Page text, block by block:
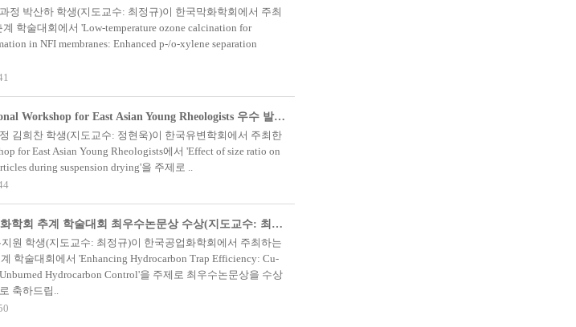
정 박산하 학생(지도교수: 최정규)이 한국막화학회에서 주최
학술대회에서 'Low-temperature ozone calcination for
in NFI membranes: Enhanced p-/o-xylene separation
김희찬_17th International Workshop for East Asian Young Rheologists 우수 발표상 수상(지도교수: 정현욱)
김희찬 학생(지도교수: 정현욱)이 한국유변학회에서 주최한
for East Asian Young Rheologists에서 'Effect of size ratio on
during suspension drying'을 주제로 ..
유지원_2023 한국공업화학회 추계 학술대회 최우수논문상 수상(지도교수: 최정규)
원 학생(지도교수: 최정규)이 한국공업화학회에서 주최하는
학술대회에서 'Enhancing Hydrocarbon Trap Efficiency: Cu-
Hydrocarbon Control'을 주제로 최우수논문상을 수상
축하드립..